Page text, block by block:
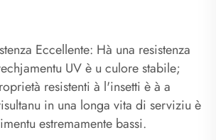
Eccellente: Hà una resistenza
UV è u culore stabile;
resistenti à l'insetti è à a
in una longa vita di serviziu è
estremamente bassi.